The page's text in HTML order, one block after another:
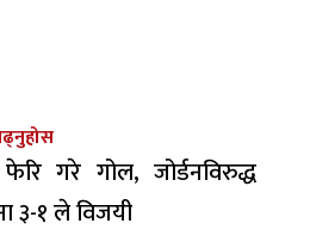
गरे गोल, जोर्डनविरुद्ध
३-१ ले विजयी